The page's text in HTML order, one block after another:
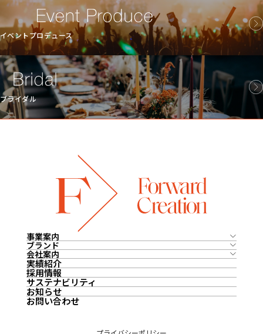
イベントプロデュース
ブライダル
事業案内
ブランド
会社案内
実績紹介
採用情報
サステナビリティ
お知らせ
お問い合わせ